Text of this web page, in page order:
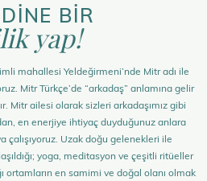
BİR
yap!
mahallesi Yeldeğirmeni’nde Mitr adı ile
Mitr Türkçe’de “arkadaş” anlamına gelir
Mitr ailesi olarak sizleri arkadaşımız gibi
en enerjiye ihtiyaç duyduğunuz anlara
çalışıyoruz. Uzak doğu gelenekleri ile
yoga, meditasyon ve çeşitli ritüeller
ortamların en samimi ve doğal olanı olmak